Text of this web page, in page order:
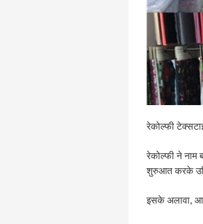
रेकोल्फी
रेकोल्फी ने नाम
शुरुआत करके
इसके अलावा,